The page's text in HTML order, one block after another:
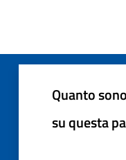
Quanto
su questa